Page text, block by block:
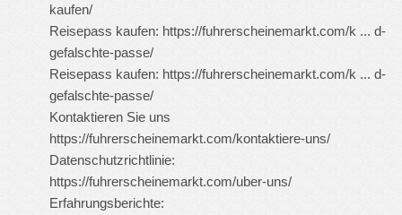
kaufen/
Reisepass kaufen: https://fuhrerscheinemarkt.com/k ... d-
gefalschte-passe/
Reisepass kaufen: https://fuhrerscheinemarkt.com/k ... d-
gefalschte-passe/
Kontaktieren Sie uns
https://fuhrerscheinemarkt.com/kontaktiere-uns/
Datenschutzrichtlinie:
https://fuhrerscheinemarkt.com/uber-uns/
Erfahrungsberichte: